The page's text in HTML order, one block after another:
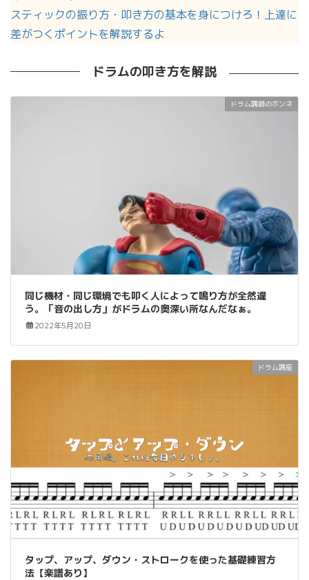
スティックの振り方・叩き方の基本を身につけろ！上達に
差がつくポイントを解説するよ
ドラムの叩き方を解説
ドラム講師のホンネ
同じ機材・同じ環境でも叩く人によって鳴り方が全然違
う。「音の出し方」がドラムの奥深い所なんだなぁ。
2022年5月20日
ドラム講座
タップ、アップ、ダウン・ストロークを使った基礎練習方
法【楽譜あり】